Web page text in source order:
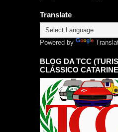
Translate
Powered by
BLOG DA TCC
CLÁSSICO